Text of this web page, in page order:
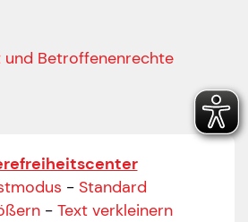
Betroffenenrechte
- Standard
- Text verkleinern